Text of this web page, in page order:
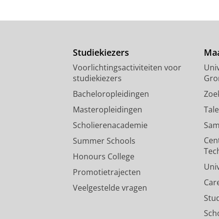
Studiekiezers
Voorlichtingsactiviteiten voor
studiekiezers
Bacheloropleidingen
Masteropleidingen
Scholierenacademie
Summer Schools
Honours College
Promotietrajecten
Veelgestelde vragen